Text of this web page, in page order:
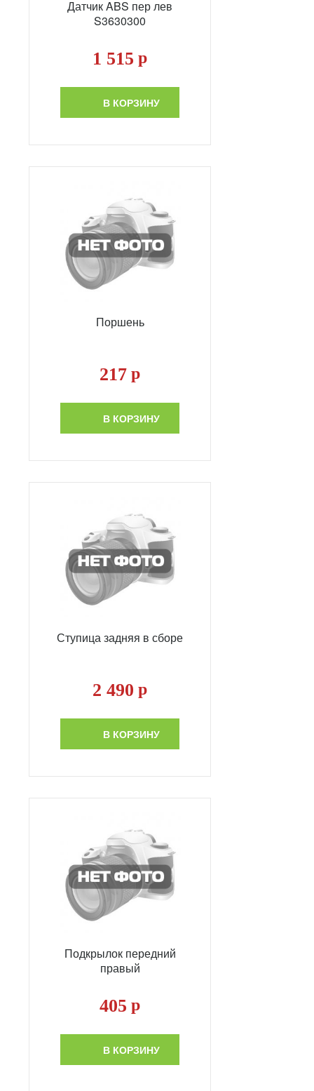
Датчик ABS пер лев
S3630300
1 515 р
В КОРЗИНУ
Поршень
217 р
В КОРЗИНУ
Ступица задняя в сборе
2 490 р
В КОРЗИНУ
Подкрылок передний
правый
405 р
В КОРЗИНУ